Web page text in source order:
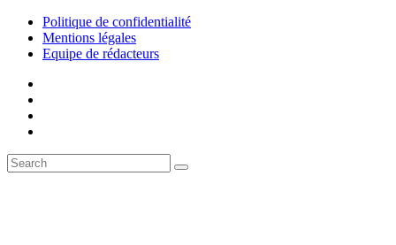
Politique de confidentialité
Mentions légales
Equipe de rédacteurs